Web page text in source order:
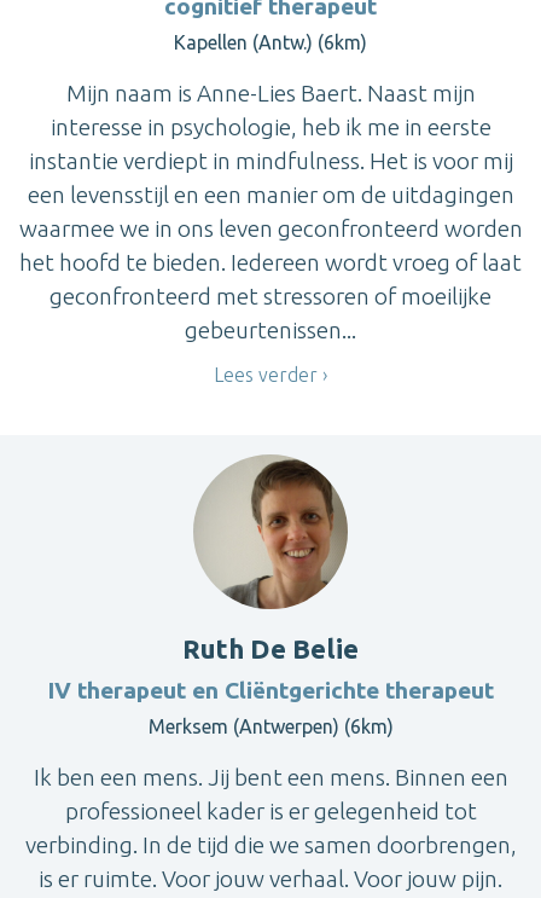
cognitief therapeut
Kapellen (Antw.) (6km)
Mijn naam is Anne-Lies Baert. Naast mijn
interesse in psychologie, heb ik me in eerste
instantie verdiept in mindfulness. Het is voor mij
een levensstijl en een manier om de uitdagingen
waarmee we in ons leven geconfronteerd worden
het hoofd te bieden. Iedereen wordt vroeg of laat
geconfronteerd met stressoren of moeilijke
gebeurtenissen...
Lees verder
Ruth De Belie
IV therapeut en Cliëntgerichte therapeut
Merksem (Antwerpen) (6km)
Ik ben een mens. Jij bent een mens. Binnen een
professioneel kader is er gelegenheid tot
verbinding. In de tijd die we samen doorbrengen,
is er ruimte. Voor jouw verhaal. Voor jouw pijn.